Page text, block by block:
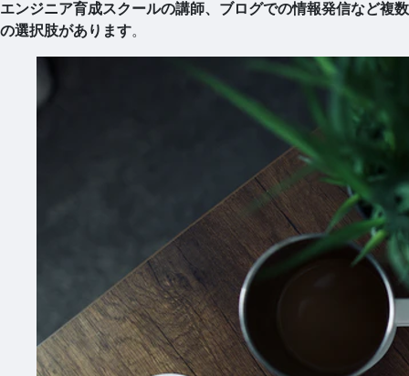
エンジニア育成スクールの講師、ブログでの情報発信など複数
の選択肢があります。